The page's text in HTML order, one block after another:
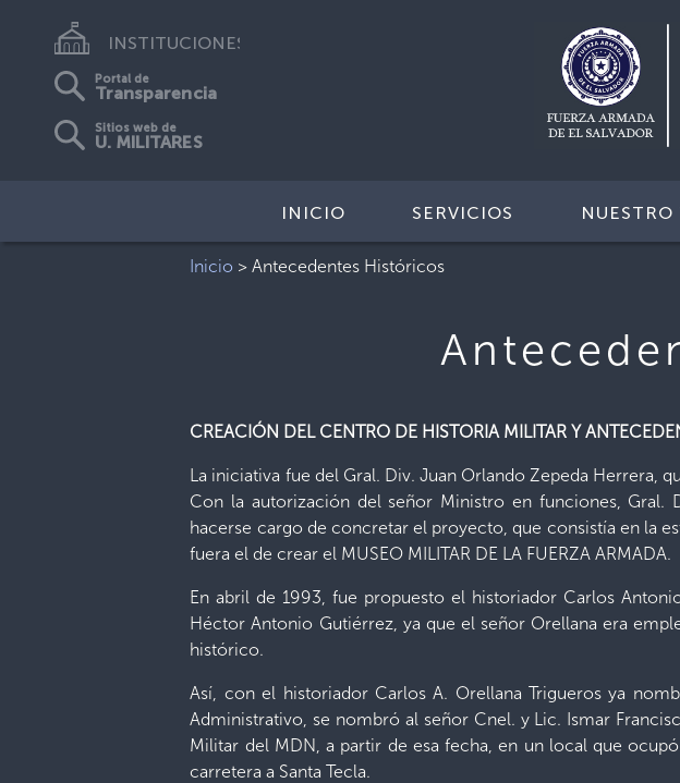
INSTITUCIONES
Portal de
Transparencia
Sitios web de
U. MILITARES
INICIO SERVICIOS
Inicio >Antecedentes Históricos
CREACIÓN DEL CENTRO DE HISTORIA MILITAR Y
La iniciativa fue del Gral. Div. Juan Orlando Zepeda Herrera,
Con la autorización del señor Ministro en funciones, Gral.
hacerse cargo de concretar el proyecto, que consistía en la
fuera el de crear el MUSEO MILITAR DE LA FUERZA ARMADA.
En abril de 1993, fue propuesto el historiador Carlos
Héctor Antonio Gutiérrez, ya que el señor Orellana era
histórico.
Así, con el historiador Carlos A. Orellana Trigueros ya
Administrativo, se nombró al señor Cnel. y Lic. Ismar
Militar del MDN, a partir de esa fecha, en un local que
carretera a Santa Tecla.